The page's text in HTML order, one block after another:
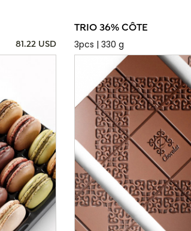
81.22 USD
TRIO 36% CÔTE
3pcs | 330 g